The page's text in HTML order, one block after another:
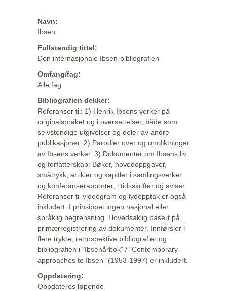
Navn:
Ibsen
Fullstendig tittel:
Den internasjonale Ibsen-bibliografien
Omfang/fag:
Alle fag
Bibliografien dekker:
Referanser til: 1) Henrik Ibsens verker på
originalspråket og i oversettelser, både som
selvstendige utgivelser og deler av andre
publikasjoner. 2) Parodier over og omdiktninger
av Ibsens verker. 3) Dokumenter om Ibsens liv
og forfatterskap: Bøker, hovedoppgaver,
småtrykk, artikler og kapitler i samlingsverker
og konferanserapporter, i tidsskrifter og aviser.
Referanser til videogram og lydopptak er også
inkludert. I prinsippet ingen nasjonal eller
språklig begrensning. Hovedsaklig basert på
primærregistrering av dokumenter. Innførsler i
flere trykte, retrospektive bibliografier og
bibliografien i "Ibsenårbok" / "Contemporary
approaches to Ibsen" (1953-1997) er inkludert.
Oppdatering:
Oppdateres løpende